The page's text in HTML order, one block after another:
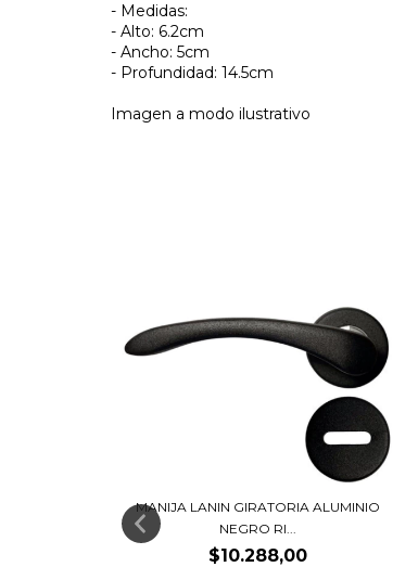
- Medidas:
- Alto: 6.2cm
- Ancho: 5cm
- Profundidad: 14.5cm
Imagen a modo ilustrativo
MANIJA LANIN GIRATORIA ALUMINIO
NEGRO RI...
$10.288,00